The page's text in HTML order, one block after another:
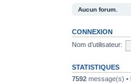
Aucun forum.
CONNEXION
Nom d’utilisateur:
STATISTIQUES
7592 message(s) •